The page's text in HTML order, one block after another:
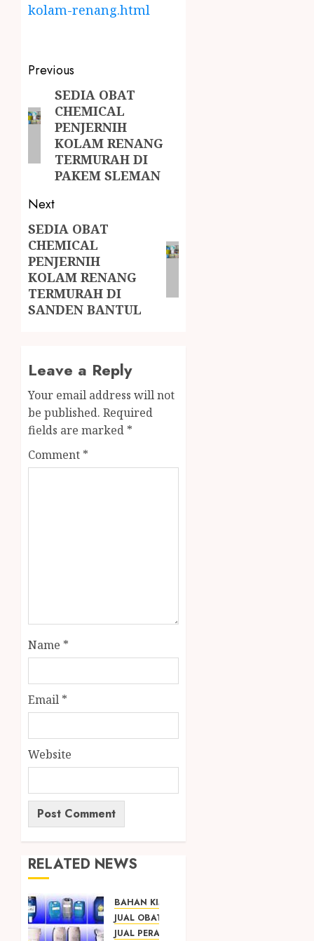
kolam-renang.html
Previous
SEDIA OBAT
CHEMICAL
PENJERNIH
KOLAM RENANG
TERMURAH DI
PAKEM SLEMAN
Next
SEDIA OBAT
CHEMICAL
PENJERNIH
KOLAM RENANG
TERMURAH DI
SANDEN BANTUL
Leave a Reply
Your email address will not
be published. Required
fields are marked *
Comment *
Name *
Email *
Website
RELATED NEWS
BAHAN KIMIA
JUAL OBAT PENJERNIH KOLAM JOGJA
JUAL PERALATAN KOLAM RENANG JOGJA